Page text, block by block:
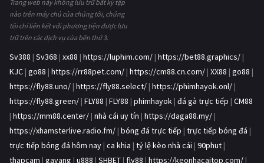
Trang web này không lưu trữ bất kỳ tệp
nào trên máy chủ của chúng tôi, chúng
tôi chỉ liên kết với phương tiện được lưu
trữ trên các dịch vụ của bên thứ 3.
Sv388 | Sv368 | xx88 | https://luphim.com/ | https://bet88.graphics/ |
KJC | go88 | https://rr88pet.com/ | https://cm88.cn.com/ | XX88 | go88 |
https://fly88.uno/ | https://fly88.select/ | https://phimhayok.onl/ |
https://fly88.green/ | FLY88 | FLY88 | phimhayok | đá gà trực tiếp | CM88
| https://mm88.center/ | nhà cái uy tín | https://daga88.my/ |
https://xhamsterlive.radio.fm/ | bóng đá trực tiếp | trực tiếp bóng đá |
trực tiếp bóng đá hôm nay | ca khia | tỷ lệ kèo nhà cái | 90phut |
thapcam | gavang | u888 | SHBET | fly88 | https://keonhacaitop.com/ |